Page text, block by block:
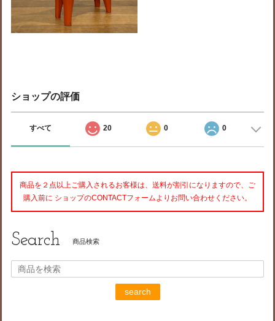
ショップの評価
すべて 20 0 0
商品を２点以上ご購入されるお客様は、送料が割引になりますので、ご
購入前に ショップのCONTACTフォームよりお問い合わせください。
Search 商品検索
search